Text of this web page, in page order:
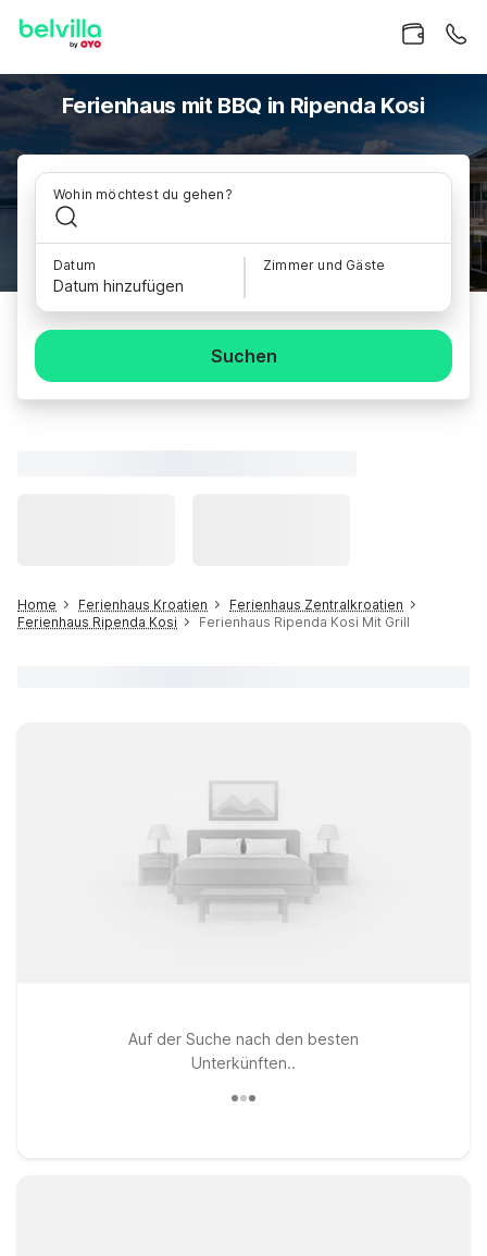
Ferienhaus mit BBQ in Ripenda Kosi
Wohin möchtest du gehen?
Datum
Datum hinzufügen
Zimmer und Gäste
Suchen
Home Ferienhaus Kroatien
Ferienhaus Zentralkroatien
Ferienhaus Ripenda Kosi
Ferienhaus Ripenda Kosi Mit Grill
Auf der Suche nach den besten
Unterkünften..